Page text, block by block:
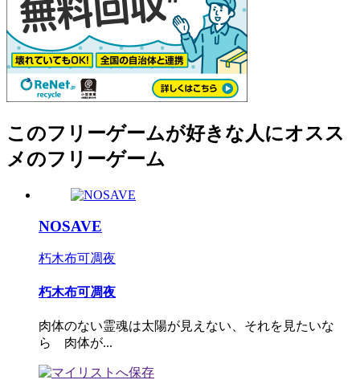
このフリーゲームが好きな人にオスス
メのフリーゲーム
NOSAVE
朽木布可凋夜
朽木布可凋夜
肉体のない霊魂は太陽が見えない、それを見たいな
ら 肉体が...